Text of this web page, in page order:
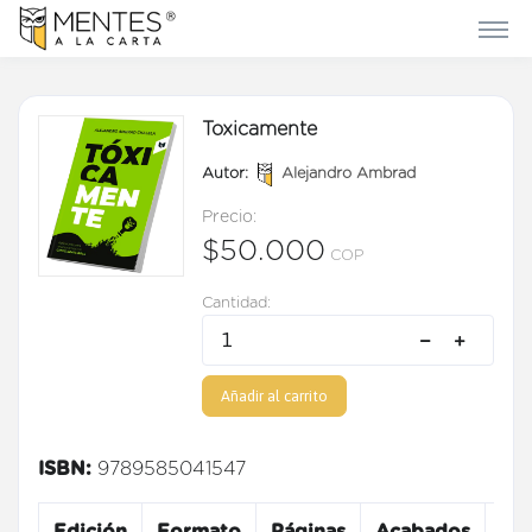
Toxicamente
Autor: Alejandro Ambrad
Precio:
$50.000 COP
Cantidad:
Añadir al carrito
ISBN: 9789585041547